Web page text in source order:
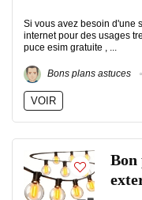
Si vous avez besoin d'une
internet pour des usages
puce esim gratuite , ...
Bons plans astuces
VOIR
Bon